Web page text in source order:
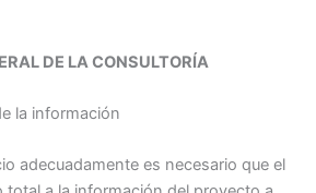
DE LA CONSULTORÍA
la información
adecuadamente es necesario que el